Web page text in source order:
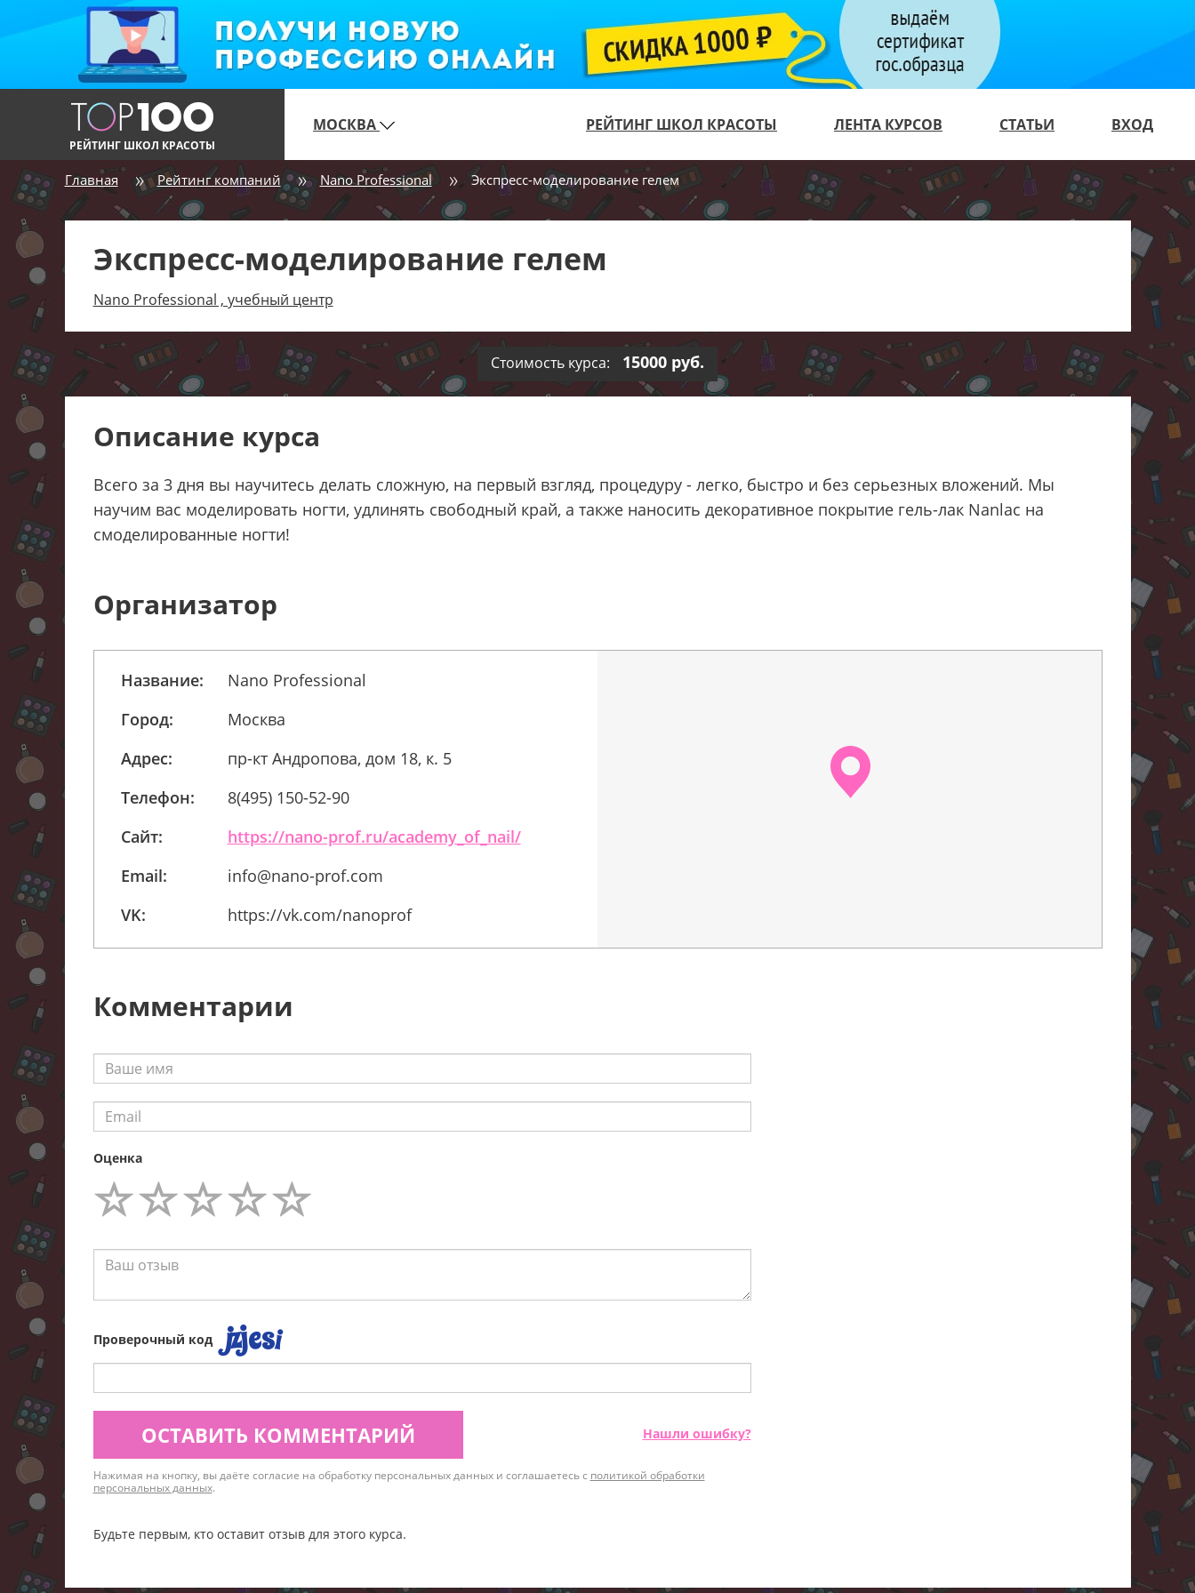
РЕЙТИНГ ШКОЛ КРАСОТЫ
МОСКВА РЕЙТИНГ ШКОЛ КРАСОТЫ ЛЕНТА КУРСОВ СТАТЬИ ВХОД
Главная Рейтинг компаний Nano Professional Экспресс-моделирование гелем
Экспресс-моделирование гелем
Nano Professional , учебный центр
Стоимость курса: 15000 руб.
Описание курса
Всего за 3 дня вы научитесь делать сложную, на первый взгляд, процедуру - легко, быстро и без серьезных вложений. Мы
научим вас моделировать ногти, удлинять свободный край, а также наносить декоративное покрытие гель-лак Nanlac на
смоделированные ногти!
Организатор
Название:
Nano Professional
Город:
Москва
Адрес:
пр-кт Андропова, дом 18, к. 5
Телефон:
8(495) 150-52-90
Сайт:
https://nano-prof.ru/academy_of_nail/
Email:
info@nano-prof.com
VK:
https://vk.com/nanoprof
Комментарии
Оценка
Проверочный код
ОСТАВИТЬ КОММЕНТАРИЙ Нашли ошибку?
Нажимая на кнопку, вы даёте согласие на обработку персональных данных и соглашаетесь с политикой обработки
персональных данных.
Будьте первым, кто оставит отзыв для этого курса.